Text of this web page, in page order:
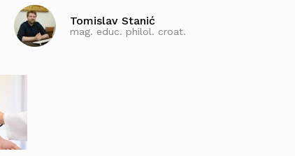
Tomislav Stanić
mag. educ. philol. croat.